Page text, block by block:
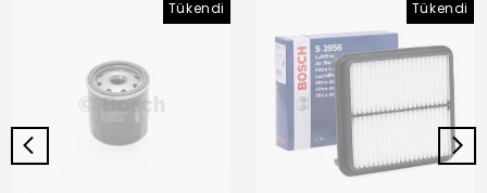
Tükendi Tükendi